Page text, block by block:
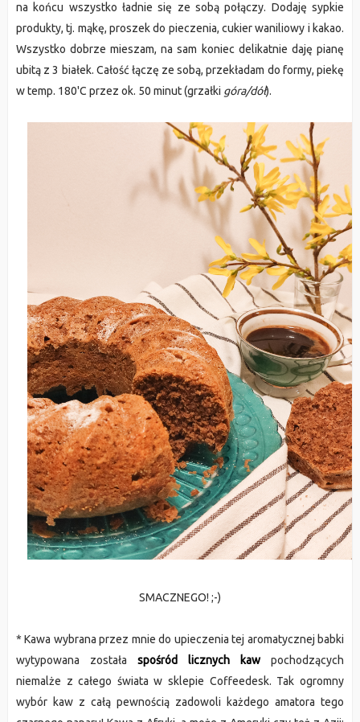
na końcu wszystko ładnie się ze sobą połączy. Dodaję sypkie
produkty, tj. mąkę, proszek do pieczenia, cukier waniliowy i kakao.
Wszystko dobrze mieszam, na sam koniec delikatnie daję pianę
ubitą z 3 białek. Całość łączę ze sobą, przekładam do formy, piekę
w temp. 180'C przez ok. 50 minut (grzałki góra/dół).
SMACZNEGO! ;-)
* Kawa wybrana przez mnie do upieczenia tej aromatycznej babki
wytypowana została spośród licznych kawpochodzących
niemalże z całego świata w sklepie Coffeedesk. Tak ogromny
wybór kaw z całą pewnością zadowoli każdego amatora tego